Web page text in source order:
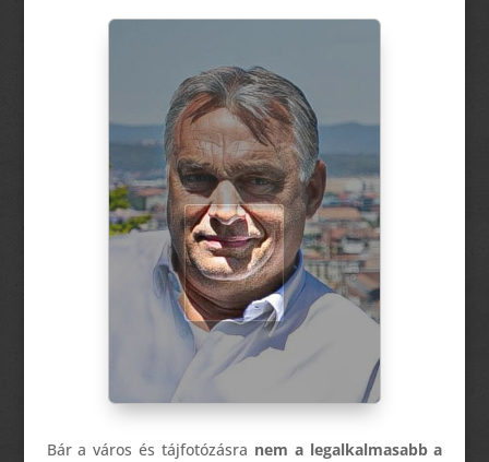
Bár a város és tájfotózásra nem a legalkalmasabba